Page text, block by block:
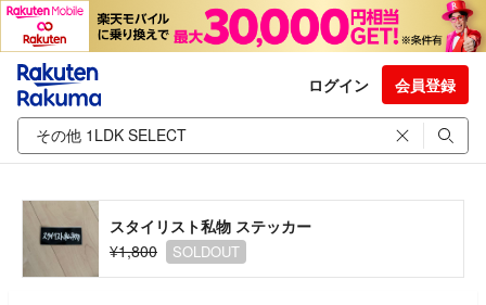
ログイン 会員登録
スタイリスト私物 ステッカー
¥1,800
SOLDOUT